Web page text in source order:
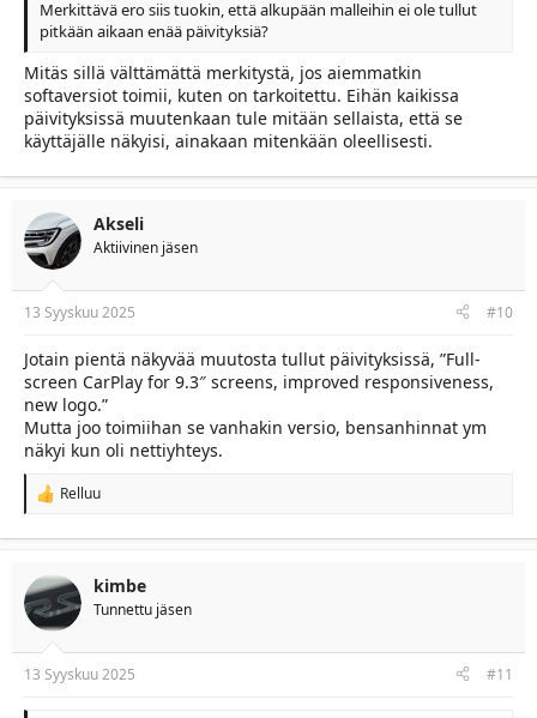
Merkittävä ero siis tuokin, että alkupään malleihin ei ole tullut
pitkään aikaan enää päivityksiä?
Mitäs sillä välttämättä merkitystä, jos aiemmatkin
softaversiot toimii, kuten on tarkoitettu. Eihän kaikissa
päivityksissä muutenkaan tule mitään sellaista, että se
käyttäjälle näkyisi, ainakaan mitenkään oleellisesti.
Akseli
Aktiivinen jäsen
13 Syyskuu 2025 #10
Jotain pientä näkyvää muutosta tullut päivityksissä, ”Full-
screen CarPlay for 9.3″ screens, improved responsiveness,
new logo.”
Mutta joo toimiihan se vanhakin versio, bensanhinnat ym
näkyi kun oli nettiyhteys.
R
a
t
i
o
n
s
:
Relluu
kimbe
Tunnettu jäsen
13 Syyskuu 2025 #11